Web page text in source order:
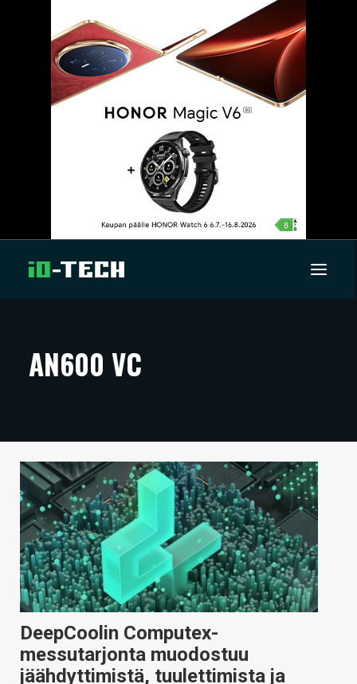
ARTIKKELIT
TECHBBS
TIETOA
HINTA.FI
KAUPPA
VAIHDA TEEMA
HAKU
AN600 VC
DeepCoolin Computex-
messutarjonta muodostuu
jäähdyttimistä, tuulettimista ja